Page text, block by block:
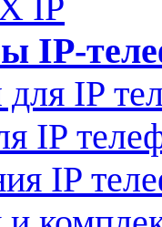
IP-
IP
IP
IP